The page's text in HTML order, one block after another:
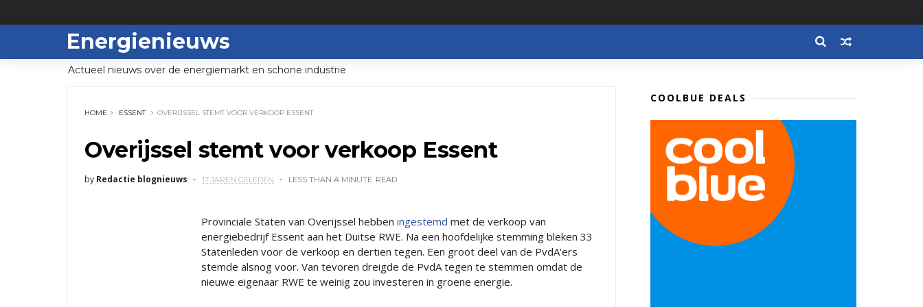
Energienieuws
Actueel nieuws over de energiemarkt en schone industrie
HOME ESSENT OVERIJSSEL STEMT VOOR VERKOOP ESSENT
Overijssel stemt voor verkoop Essent
by Redactie blognieuws 17 JAREN GELEDEN LESS THAN A MINUTE READ
Provinciale Staten van Overijssel hebben ingestemd met de verkoop van
energiebedrijf Essent aan het Duitse RWE. Na een hoofdelijke stemming bleken 33
Statenleden voor de verkoop en dertien tegen. Een groot deel van de PvdA'ers
stemde alsnog voor. Van tevoren dreigde de PvdA tegen te stemmen omdat de
nieuwe eigenaar RWE te weinig zou investeren in groene energie.
COOLBUE DEALS